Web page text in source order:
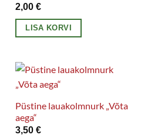
2,00 €
LISA KORVI
Püstine lauakolmnurk „Võta
aega“
3,50 €